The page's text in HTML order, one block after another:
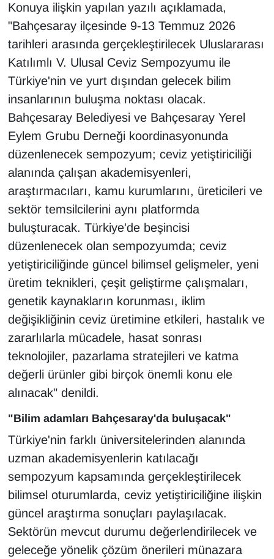
Konuya ilişkin yapılan yazılı açıklamada,
"Bahçesaray ilçesinde 9-13 Temmuz 2026
tarihleri arasında gerçekleştirilecek Uluslararası
Katılımlı V. Ulusal Ceviz Sempozyumu ile
Türkiye'nin ve yurt dışından gelecek bilim
insanlarının buluşma noktası olacak.
Bahçesaray Belediyesi ve Bahçesaray Yerel
Eylem Grubu Derneği koordinasyonunda
düzenlenecek sempozyum; ceviz yetiştiriciliği
alanında çalışan akademisyenleri,
araştırmacıları, kamu kurumlarını, üreticileri ve
sektör temsilcilerini aynı platformda
buluşturacak. Türkiye'de beşincisi
düzenlenecek olan sempozyumda; ceviz
yetiştiriciliğinde güncel bilimsel gelişmeler, yeni
üretim teknikleri, çeşit geliştirme çalışmaları,
genetik kaynakların korunması, iklim
değişikliğinin ceviz üretimine etkileri, hastalık ve
zararlılarla mücadele, hasat sonrası
teknolojiler, pazarlama stratejileri ve katma
değerli ürünler gibi birçok önemli konu ele
alınacak" denildi.
"Bilim adamları Bahçesaray'da buluşacak"
Türkiye'nin farklı üniversitelerinden alanında
uzman akademisyenlerin katılacağı
sempozyum kapsamında gerçekleştirilecek
bilimsel oturumlarda, ceviz yetiştiriciliğine ilişkin
güncel araştırma sonuçları paylaşılacak.
Sektörün mevcut durumu değerlendirilecek ve
geleceğe yönelik çözüm önerileri münazara
Seri İlan
Sinema - TV
SİYASET
SPOR
TEKNOLOJİ
Turizm
VAN'DA SPOR
Vasıta
YAŞAM
YEREL